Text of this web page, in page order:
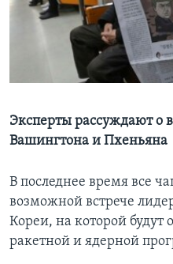
Learning English
СОЦИАЛЬНЫЕ СЕТИ
Языки
Эксперты рассуждают о
Вашингтона и Пхеньяна
В последнее время все
возможной встрече
Кореи, на которой будут
ракетной и ядерной